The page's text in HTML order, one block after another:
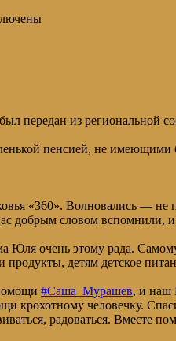
из региональной
пенсией, не
«360». Волновались — не
добрым словом вспомнили,
Юля очень этому рада.
продукты, детям детское
#Саша_Мурашев, и наш
крохотному человечку.
радоваться. Вместе